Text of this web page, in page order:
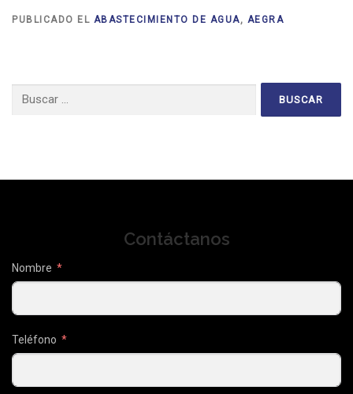
PUBLICADO EL ABASTECIMIENTO DE AGUA, AEGRA
Contáctanos
Nombre
Teléfono